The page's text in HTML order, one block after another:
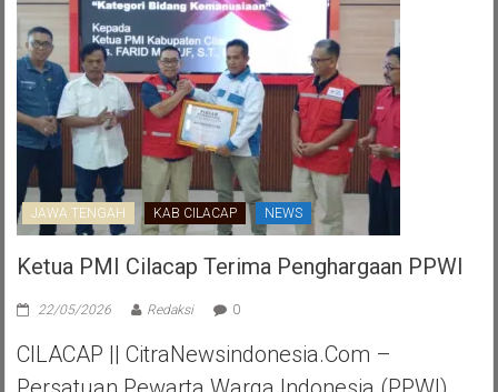
JAWA TENGAH KAB CILACAP NEWS
Ketua PMI Cilacap Terima Penghargaan PPWI
22/05/2026 Redaksi 0
CILACAP || CitraNewsindonesia.com –